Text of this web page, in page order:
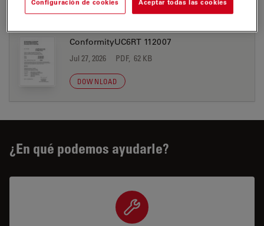
DOWNLOAD
ConformityUC6RT 112007
Jul 27, 2026 PDF, 62 KB
DOWNLOAD
¿En qué podemos ayudarle?